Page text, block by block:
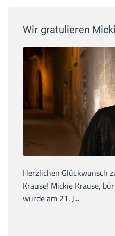
Wir gratulieren
Herzlichen Glückwunsch
Krause! Mickie Krause,
wurde am 21. J...